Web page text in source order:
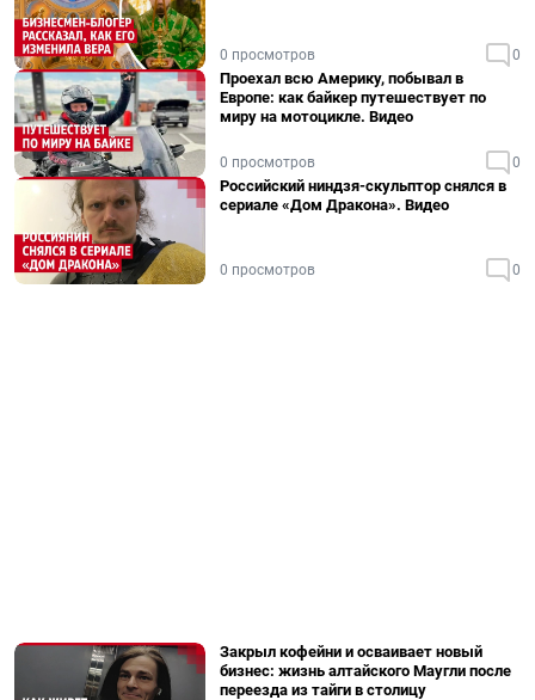
0 просмотров 0
Проехал всю Америку, побывал в
Европе: как байкер путешествует по
миру на мотоцикле. Видео
0 просмотров 0
Российский ниндзя-скульптор снялся в
сериале «Дом Дракона». Видео
0 просмотров 0
Закрыл кофейни и осваивает новый
бизнес: жизнь алтайского Маугли после
переезда из тайги в столицу